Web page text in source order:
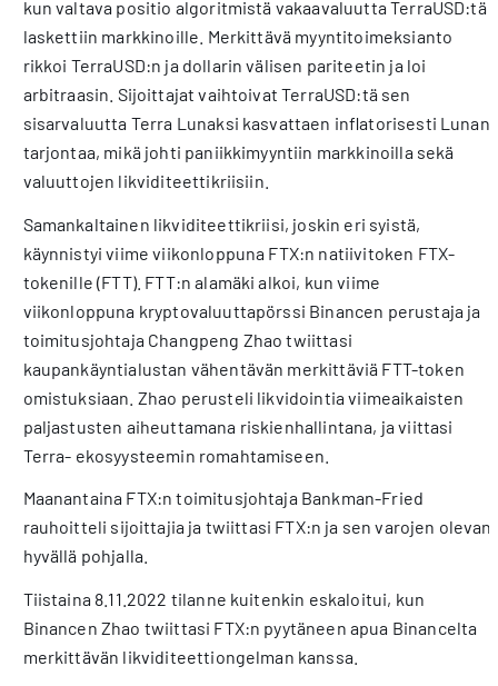
kun valtava positio algoritmistä vakaavaluutta TerraUSD:tä
laskettiin markkinoille. Merkittävä myyntitoimeksianto
rikkoi TerraUSD:n ja dollarin välisen pariteetin ja loi
arbitraasin. Sijoittajat vaihtoivat TerraUSD:tä sen
sisarvaluutta Terra Lunaksi kasvattaen inflatorisesti Lunan
tarjontaa, mikä johti paniikkimyyntiin markkinoilla sekä
valuuttojen likviditeettikriisiin.
Samankaltainen likviditeettikriisi, joskin eri syistä,
käynnistyi viime viikonloppuna FTX:n natiivitoken FTX-
tokenille (FTT). FTT:n alamäki alkoi, kun viime
viikonloppuna kryptovaluuttapörssi Binancen perustaja ja
toimitusjohtaja Changpeng Zhao twiittasi
kaupankäyntialustan vähentävän merkittäviä FTT-token
omistuksiaan. Zhao perusteli likvidointia viimeaikaisten
paljastusten aiheuttamana riskienhallintana, ja viittasi
Terra- ekosyysteemin romahtamiseen.
Maanantaina FTX:n toimitusjohtaja Bankman-Fried
rauhoitteli sijoittajia ja twiittasi FTX:n ja sen varojen olevan
hyvällä pohjalla.
Tiistaina 8.11.2022 tilanne kuitenkin eskaloitui, kun
Binancen Zhao twiittasi FTX:n pyytäneen apua Binancelta
merkittävän likviditeettiongelman kanssa.